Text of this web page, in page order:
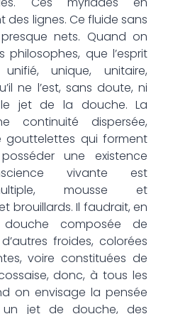
lignes. Ce fluide sans
nets. Quand on
philosophes, que l’esprit
unique, unitaire,
ne l’est, sans doute, ni
jet de la douche. La
continuité dispersée,
gouttelettes qui forment
une existence
vivante est
mousse et
brouillards. Il faudrait, en
composée de
froides, colorées
voire constituées de
donc, à tous les
on envisage la pensée
un jet de douche, des